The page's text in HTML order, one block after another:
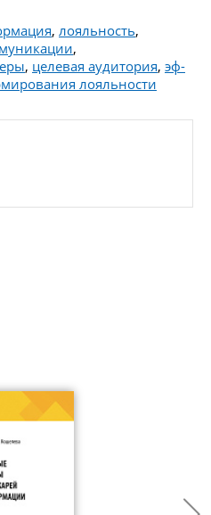
, лояльность,
,
, целевая аудитория, эф-
лояльности